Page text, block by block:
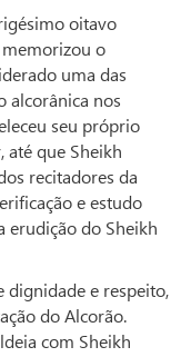
oitavo
o
uma das
alcorânica nos
seu próprio
até que Sheikh
recitadores da
e estudo
erudição do Sheikh
dignidade e respeito,
do Alcorão.
com Sheikh